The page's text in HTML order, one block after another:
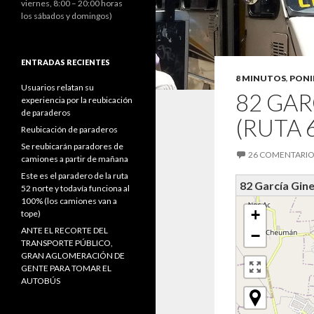
8 MINUTOS,
82
(RUTA
26
82 García
+
−
viernes, 8:00 – 20:00 horas
los sábados y domingos)
ENTRADAS RECIENTES
Usuarios relatan su
experiencia por la reubicación
de paraderos
Reubicación de paraderos
Se reubicarán paradores de
camiones a partir de mañana
Este es el paradero de la ruta
52 norte y todavía funciona al
100% (los camiones van a
tope)
ANTE EL RECORTE DEL
TRANSPORTE PÚBLICO,
GRAN AGLOMERACIÓN DE
GENTE PARA TOMAR EL
AUTOBÚS